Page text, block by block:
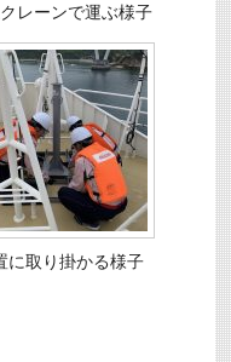
レーンで運ぶ様子
取り掛かる様子